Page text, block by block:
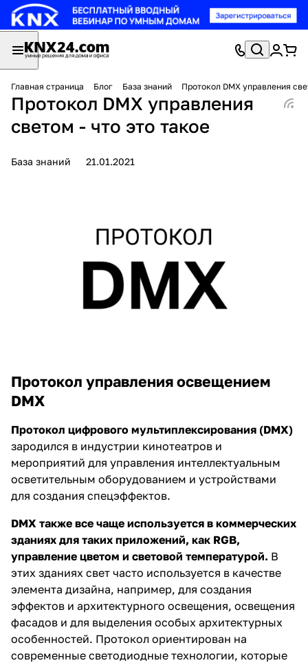
Главная страница Блог База знаний Протокол DMX управления
Протокол DMX управления
светом - что это такое
База знаний 21.01.2021
Протокол управления освещением
DMX
Протокол цифрового мультиплексирования (DMX)
зародился в индустрии кинотеатров и
мероприятий для управления интеллектуальным
осветительным оборудованием и устройствами
для создания спецэффектов.
DMX также все чаще используется в коммерческих
зданиях для таких приложений, как RGB,
управление цветом и световой температурой. В
этих зданиях свет часто используется в качестве
элемента дизайна, например, для создания
эффектов и архитектурного освещения, освещения
фасадов и для выделения особых архитектурных
особенностей. Протокол ориентирован на
современные светодиодные технологии, которые